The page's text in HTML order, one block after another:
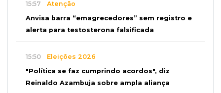
15:57 Atenção
Anvisa barra “emagrecedores” sem registro e
alerta para testosterona falsificada
15:50 Eleições 2026
"Política se faz cumprindo acordos", diz
Reinaldo Azambuja sobre ampla aliança